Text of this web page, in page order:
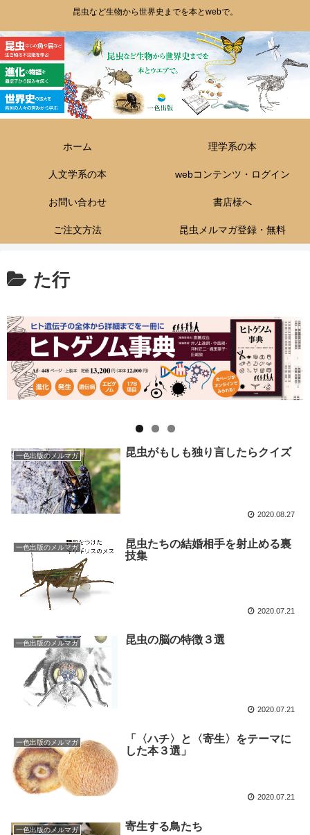
昆虫など生物から世界史までを本とwebで。
ホーム 理学系の本
人文学系の本 webコンテンツ・ログイン
お問い合わせ 書店様へ
ご注文方法 昆虫メルマガ登録・無料
た行
一色出版のメルマガ 昆虫がもしも独り言したらクイズ
2020.08.27
一色出版のメルマガ
昆虫たちの結婚相手を射止める裏
技集
2020.07.21
一色出版のメルマガ 昆虫の脳の特徴３選
2020.07.21
一色出版のメルマガ
「〈ハチ〉と〈寄生〉をテーマに
した本３選」
2020.07.21
一色出版のメルマガ 寄生する鳥たち